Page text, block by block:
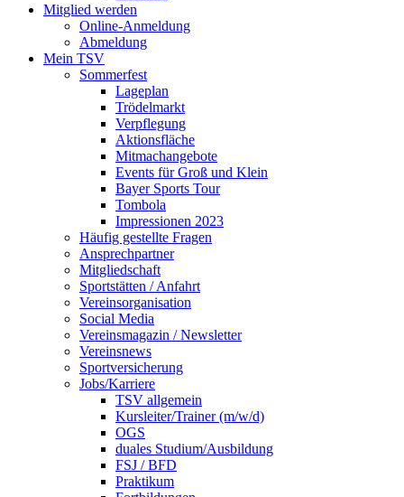
Mitglied werden
Online-Anmeldung
Abmeldung
Mein TSV
Sommerfest
Lageplan
Trödelmarkt
Verpflegung
Aktionsfläche
Mitmachangebote
Events für Groß und Klein
Bayer Sports Tour
Tombola
Impressionen 2023
Häufig gestellte Fragen
Ansprechpartner
Mitgliedschaft
Sportstätten / Anfahrt
Vereinsorganisation
Social Media
Vereinsmagazin / Newsletter
Vereinsnews
Sportversicherung
Jobs/Karriere
TSV allgemein
Kursleiter/Trainer (m/w/d)
OGS
duales Studium/Ausbildung
FSJ / BFD
Praktikum